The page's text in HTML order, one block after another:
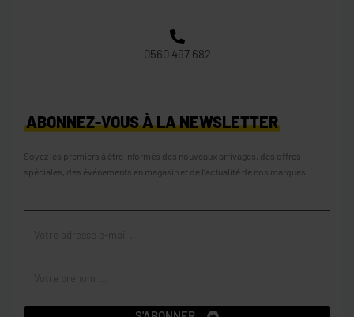
0560 497 682
ABONNEZ-VOUS À LA NEWSLETTER
Soyez les premiers à être informés des nouveaux arrivages, des offres
spéciales, des événements en magasin et de l’actualité de nos marques